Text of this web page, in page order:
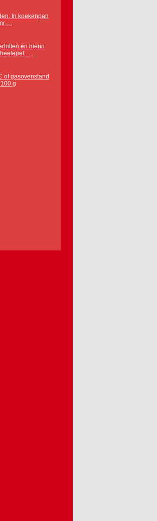
In koekenpan
en hierin
of gasovenstand
g